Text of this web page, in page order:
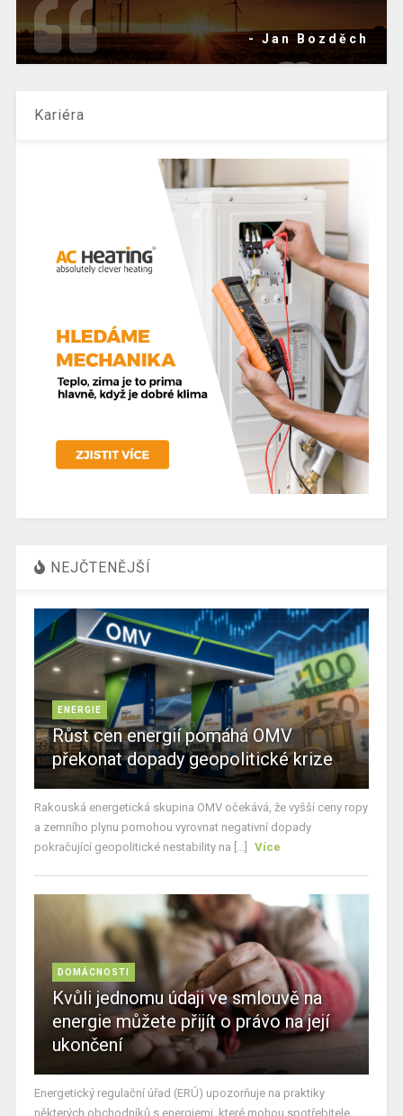
- Jan Bozděch
Kariéra
NEJČTENĚJŠÍ
ENERGIE
Růst cen energií pomáhá OMV
překonat dopady geopolitické krize
Rakouská energetická skupina OMV očekává, že vyšší ceny ropy
a zemního plynu pomohou vyrovnat negativní dopady
pokračující geopolitické nestability na [...]
Více
DOMÁCNOSTI
Kvůli jednomu údaji ve smlouvě na
energie můžete přijít o právo na její
ukončení
Energetický regulační úřad (ERÚ) upozorňuje na praktiky
některých obchodníků s energiemi, které mohou spotřebitele